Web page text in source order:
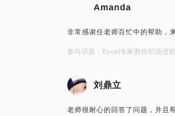
Amanda
非常感谢任老师百忙中的帮助，
参与话题：Excel专家教你职场进
刘鼎立
老师很耐心的回答了问题，并且